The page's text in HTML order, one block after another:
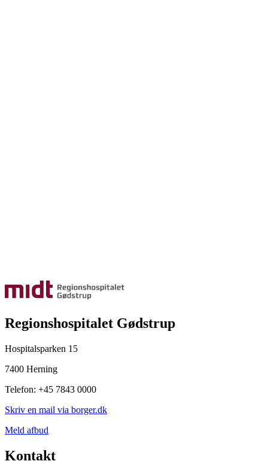
Regionshospitalet Gødstrup
Hospitalsparken 15
7400 Herning
Telefon: +45 7843 0000
Skriv en mail via borger.dk
Meld afbud
Kontakt